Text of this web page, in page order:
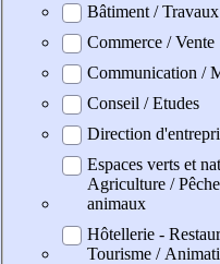
Bâtiment /
Commerce / Vente
Communication /
Conseil / Etudes
Direction
Espaces verts et
Agriculture /
animaux
Hôtellerie -
Tourisme /